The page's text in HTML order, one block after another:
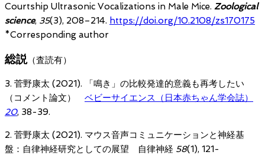
Courtship Ultrasonic Vocalizations in Male Mice. Zoological
science, 35(3), 208–214. https://doi.org/10.2108/zs170175
*Corresponding author
総説（査読有）
3. 菅野康太 (2021). 「鳴き」の比較発達的意義も再考したい
（コメント論文） ベビーサイエンス（日本赤ちゃん学会誌）
20, 38-39.
2. 菅野康太 (2021). マウス音声コミュニケーションと神経基
盤：自律神経研究としての展望 自律神経 58(1), 121-